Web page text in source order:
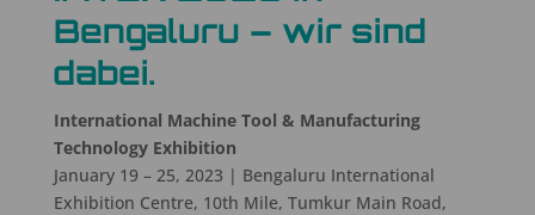
Bengaluru – wir sind
dabei.
International Machine Tool & Manufacturing
Technology Exhibition
January 19 – 25, 2023 | Bengaluru International
Exhibition Centre, 10th Mile, Tumkur Main Road,